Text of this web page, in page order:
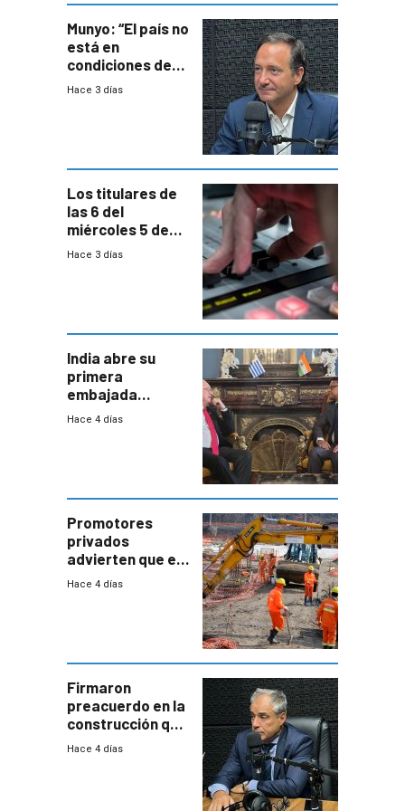
Munyo: “El país no
está en
condiciones de
enfrentar una
Hace 3 días
Los titulares de
las 6 del
miércoles 5 de
agosto de 2026
Hace 3 días
India abre su
primera
embajada
residente en
enorme
potencial
Hace 4 días
Promotores
privados
advierten que el
nuevo convenio
a revisar
proyectos
Hace 4 días
Firmaron
preacuerdo en la
construcción que
comprende
Hace 4 días